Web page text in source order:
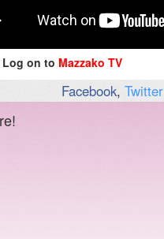
Log on to Mazzako TV
Facebook, Twitter